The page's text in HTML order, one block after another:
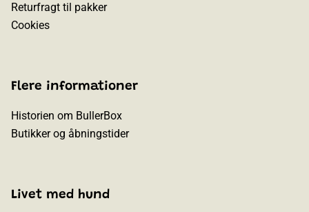
Returfragt til pakker
Cookies
Flere informationer
Historien om BullerBox
Butikker og åbningstider
Livet med hund